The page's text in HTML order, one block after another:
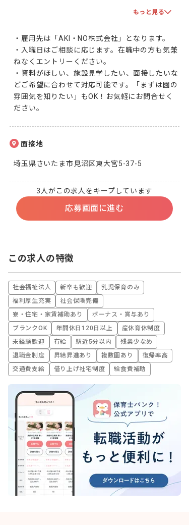
もっと見る
・雇用先は「AKI・NO株式会社」となります。
・入職日はご相談に応じます。在職中の方も気兼
ねなくエントリーください。
・資料がほしい、施設見学したい、面接したいな
どご希望に合わせて対応可能です。「まずは園の
雰囲気を知りたい」もOK！お気軽にお問合せく
ださい。
面接地
埼玉県さいたま市見沼区東大宮5-37-5
3人がこの求人をキープしています
応募画面に進む
この求人の特徴
社会福祉法人 新卒も歓迎
乳児保育のみ
福利厚生充実
社会保険完備
寮・住宅・家賃補助あり
ボーナス・賞与あり
ブランクOK
年間休日120日以上
産休育休制度
未経験歓迎
有給 駅近5分以内
残業少なめ
退職金制度
昇給昇進あり 複数園あり
復帰率高
交通費支給
借り上げ社宅制度 給食費補助